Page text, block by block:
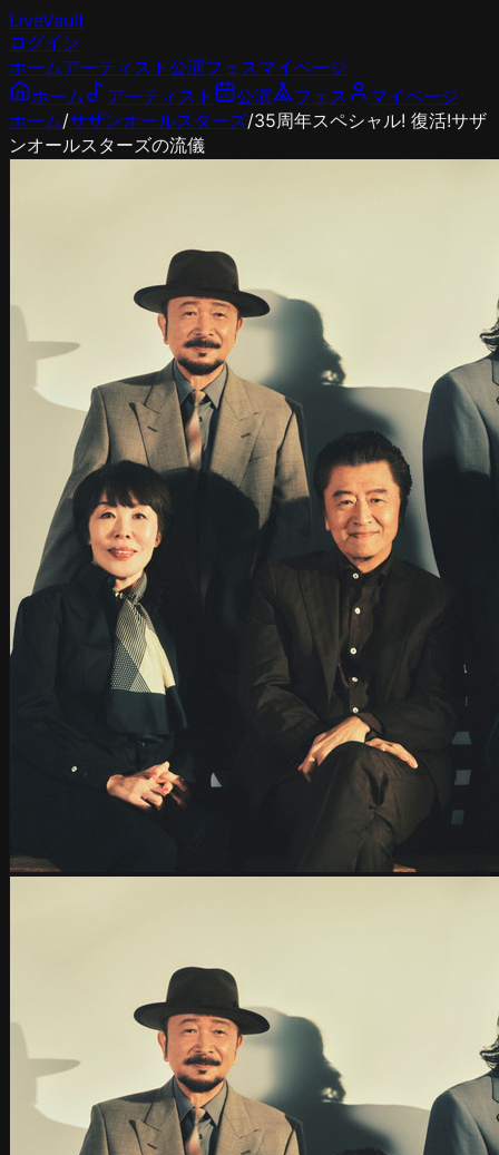
LiveVault
ログイン
ホームアーティスト 公演フェスマイページ
ホーム
アーティスト 公演 フェス
マイページ
ホーム/サザンオールスターズ/35周年スペシャル! 復活!サザ
ンオールスターズの流儀